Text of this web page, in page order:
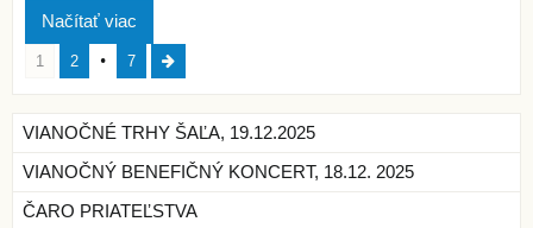
Načítať viac
1 2 7
VIANOČNÉ TRHY ŠAĽA, 19.12.2025
VIANOČNÝ BENEFIČNÝ KONCERT, 18.12. 2025
ČARO PRIATEĽSTVA